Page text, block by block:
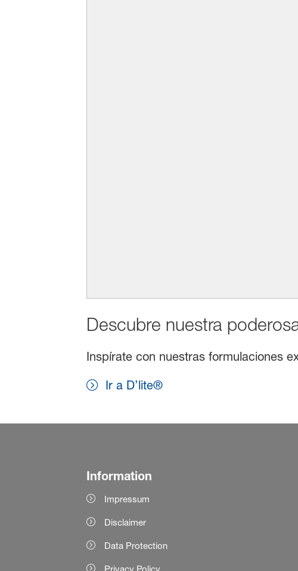
Descubre nuestra
Inspírate con nuestras formulaciones
Ir a D’lite®
Information
Impressum
Disclaimer
Data Protection